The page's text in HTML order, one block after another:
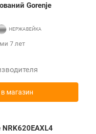
Gorenje
7 лет
магазин